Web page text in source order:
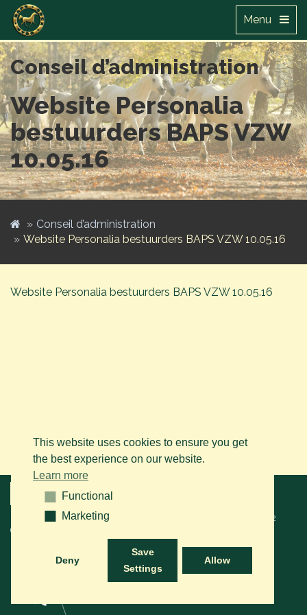
Menu
Conseil d’administration
Website Personalia
bestuurders BAPS VZW
10.05.16
Conseil d’administration
Website Personalia bestuurders BAPS VZW 10.05.16
Website Personalia bestuurders BAPS VZW 10.05.16
Menu
© 2026 BAPS vzw. Tous droits réservés. Contactez-nous sur le
+32
(0)14 61 76 09
This website uses cookies to ensure you get
the best experience on our website.
Learn more
Functional
Functional
MarketingMarketing
Deny
Save
Settings
Allow